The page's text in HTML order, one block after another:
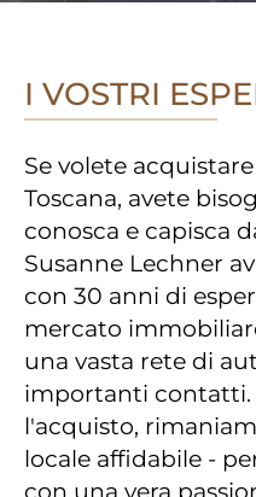
I VOSTRI
Se volete
Toscana, avete
conosca e capisca
Susanne Lechner
con 30 anni di
mercato
una vasta rete di
importanti contatti.
l'acquisto,
locale affidabile -